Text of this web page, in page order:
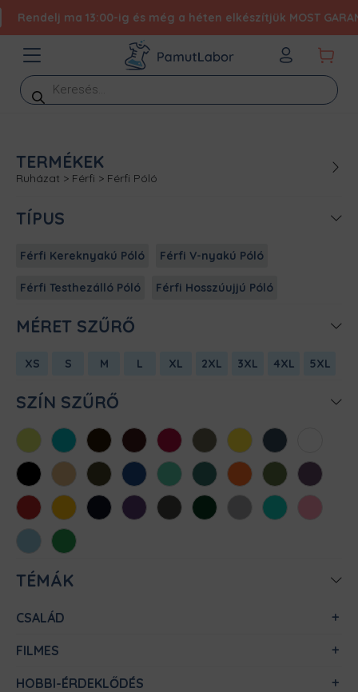
Rendelj ma 13:00-ig és még a héten elkészítjük MOST
Products
search
TERMÉKEK
Ruházat > Férfi > Férfi Póló
TÍPUS
Férfi Kereknyakú Póló Férfi V-nyakú Póló
Férfi Testhezálló Póló Férfi Hosszúujjú Póló
MÉRET SZŰRŐ
XS S M L XL 2XL 3XL 4XL 5XL
SZÍN SZŰRŐ
AlmazöldAtollkékBarnaBordóChili Cink Citromsárga
Denim
FeketeHomokKhaki KirálykékMentaMéregzöld
NarancsOliva Padlizsán
Piros SárgaSötétkékSötétlilaSötétszürke
SötétzöldSportszürke
Türkiz
Világos
rózsaszín
Világoskék
Zöld
TÉMÁK
CSALÁD
FILMES
HOBBI-ÉRDEKLŐDÉS